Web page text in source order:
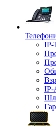
IP-